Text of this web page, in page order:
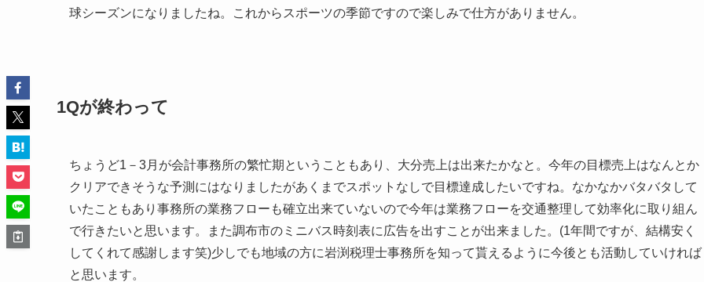
球シーズンになりましたね。これからスポーツの季節ですので楽しみで仕方がありません。
1Qが終わって
ちょうど1－3月が会計事務所の繁忙期ということもあり、大分売上は出来たかなと。今年の目標売上はなんとか
クリアできそうな予測にはなりましたがあくまでスポットなしで目標達成したいですね。なかなかバタバタして
いたこともあり事務所の業務フローも確立出来ていないので今年は業務フローを交通整理して効率化に取り組ん
で行きたいと思います。また調布市のミニバス時刻表に広告を出すことが出来ました。(1年間ですが、結構安く
してくれて感謝します笑)少しでも地域の方に岩渕税理士事務所を知って貰えるように今後とも活動していければ
と思います。